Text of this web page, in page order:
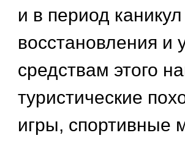
и в период
восстановления и
средствам этого
туристические
игры, спортивные